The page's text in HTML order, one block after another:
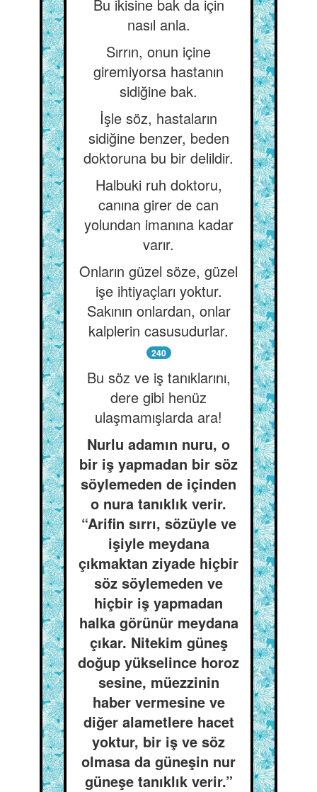
Bu ikisine bak da için
nasıl anla.
Sırrın, onun içine
giremiyorsa hastanın
sidiğine bak.
İşle söz, hastaların
sidiğine benzer, beden
doktoruna bu bir delildir.
Halbuki ruh doktoru,
canına girer de can
yolundan imanına kadar
varır.
Onların güzel söze, güzel
işe ihtiyaçları yoktur.
Sakının onlardan, onlar
kalplerin casusudurlar.
240
Bu söz ve iş tanıklarını,
dere gibi henüz
ulaşmamışlarda ara!
Nurlu adamın nuru, o
bir iş yapmadan bir söz
söylemeden de içinden
o nura tanıklık verir.
“Arifin sırrı, sözüyle ve
işiyle meydana
çıkmaktan ziyade hiçbir
söz söylemeden ve
hiçbir iş yapmadan
halka görünür meydana
çıkar. Nitekim güneş
doğup yükselince horoz
sesine, müezzinin
haber vermesine ve
diğer alametlere hacet
yoktur, bir iş ve söz
olmasa da güneşin nur
güneşe tanıklık verir.”